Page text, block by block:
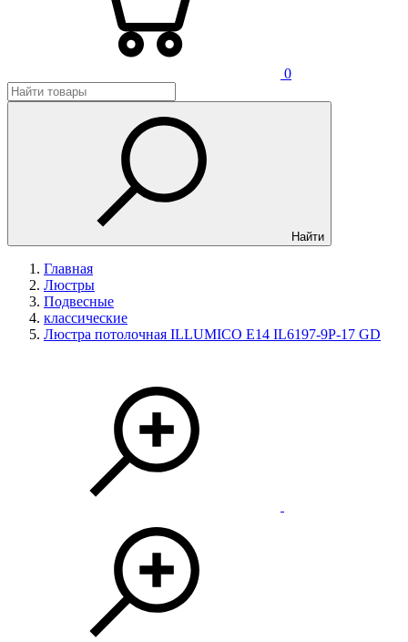
0
Найти
Главная
Люстры
Подвесные
классические
Люстра потолочная ILLUMICO E14 IL6197-9P-17 GD